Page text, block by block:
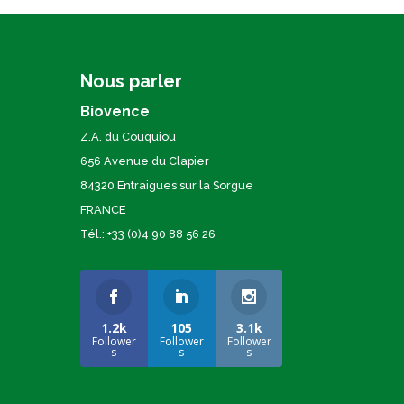
Nous parler
Biovence
Z.A. du Couquiou
656 Avenue du Clapier
84320 Entraigues sur la Sorgue
FRANCE
Tél.: +33 (0)4 90 88 56 26
1.2k
Follower
s
105
Follower
s
3.1k
Follower
s